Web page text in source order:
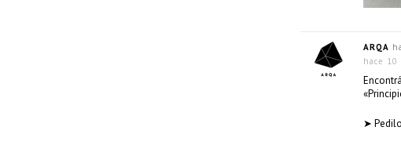
ARQA
hace 10
➤